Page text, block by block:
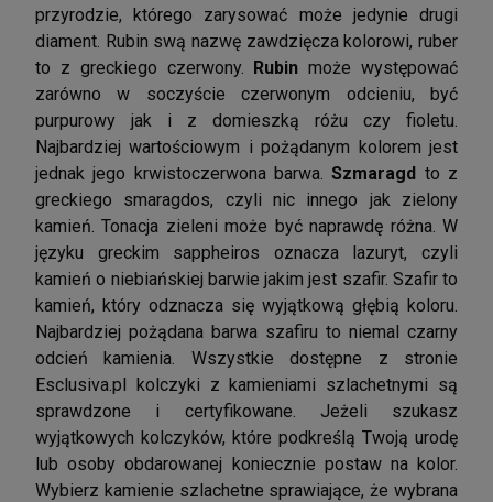
przyrodzie, którego zarysować może jedynie drugi
diament. Rubin swą nazwę zawdzięcza kolorowi, ruber
to z greckiego czerwony. Rubin może występować
zarówno w soczyście czerwonym odcieniu, być
purpurowy jak i z domieszką różu czy fioletu.
Najbardziej wartościowym i pożądanym kolorem jest
jednak jego krwistoczerwona barwa.Szmaragd to z
greckiego smaragdos, czyli nic innego jak zielony
kamień. Tonacja zieleni może być naprawdę różna. W
języku greckim sappheiros oznacza lazuryt, czyli
kamień o niebiańskiej barwie jakim jest szafir. Szafir to
kamień, który odznacza się wyjątkową głębią koloru.
Najbardziej pożądana barwa szafiru to niemal czarny
odcień kamienia. Wszystkie dostępne z stronie
Esclusiva.pl kolczyki z kamieniami szlachetnymi są
sprawdzone i certyfikowane. Jeżeli szukasz
wyjątkowych kolczyków, które podkreślą Twoją urodę
lub osoby obdarowanej koniecznie postaw na kolor.
Wybierz kamienie szlachetne sprawiające, że wybrana